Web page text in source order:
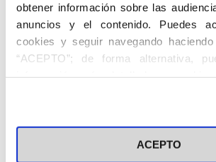
obtener información sobre las
anuncios y el contenido. Puedes
cookies y seguir navegando
“ACEPTO”; de forma alternativa,
información más detallada y
en el botón "Personalizar". Para más
visitar nuestra Política de Cookies
ACEPTO
Autor
Centro de
adscripción
Valencia
Fecha de
nacimiento
04/10/1911
Lugar de